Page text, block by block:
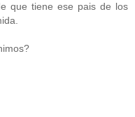
que tiene ese pais de los